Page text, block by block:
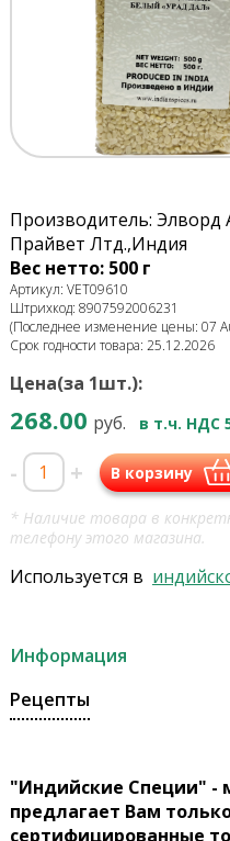
Производитель: Элворд
Прайвет Лтд.,Индия
Вес нетто: 500 г
Артикул: VET09610
Штрихкод: 8907592006231
(Последнее изменение цены: 07
Срок годности товара: 25.12.2026
Цена(за 1шт.):
268.00 руб. в т.ч. НДС
- + В корзину
* Наличие товара в
телефону этого магазина.
Используется в
Информация
Рецепты
"Индийские Специи" -
предлагает Вам
сертифицированные